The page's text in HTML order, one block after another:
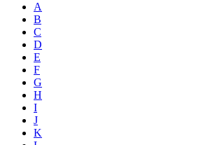
A
B
C
D
E
F
G
H
I
J
K